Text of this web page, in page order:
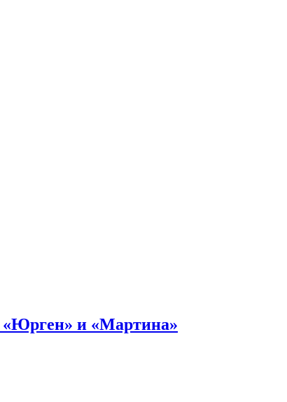
«Юрген» и «Мартина»